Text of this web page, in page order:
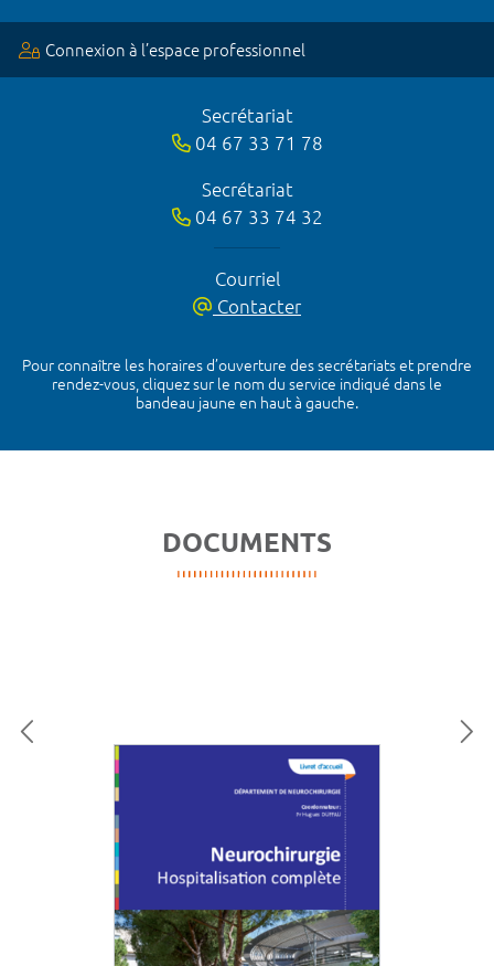
Connexion à l’espace professionnel
Secrétariat
04 67 33 71 78
Secrétariat
04 67 33 74 32
Courriel
Contacter
Pour connaître les horaires d’ouverture des secrétariats et prendre
rendez-vous, cliquez sur le nom du service indiqué dans le
bandeau jaune en haut à gauche.
DOCUMENTS